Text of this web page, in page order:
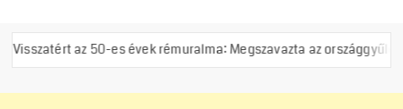
es évek rémuralma: Megszavazta az országgyűlés a tiszás ÁVH